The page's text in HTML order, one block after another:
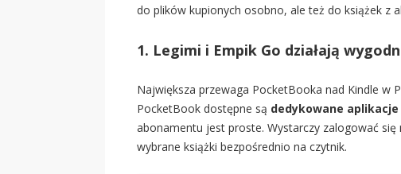
do plików kupionych osobno, ale też do książek z
1. Legimi i Empik Go działają
Największa przewaga PocketBooka nad Kindle w
PocketBook dostępne są dedykowane aplikacje
abonamentu jest proste. Wystarczy zalogować
wybrane książki bezpośrednio na czytnik.